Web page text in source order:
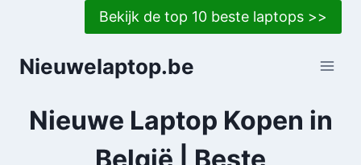
Bekijk de top 10 beste laptops >>
Nieuwelaptop.be
Nieuwe Laptop Kopen in